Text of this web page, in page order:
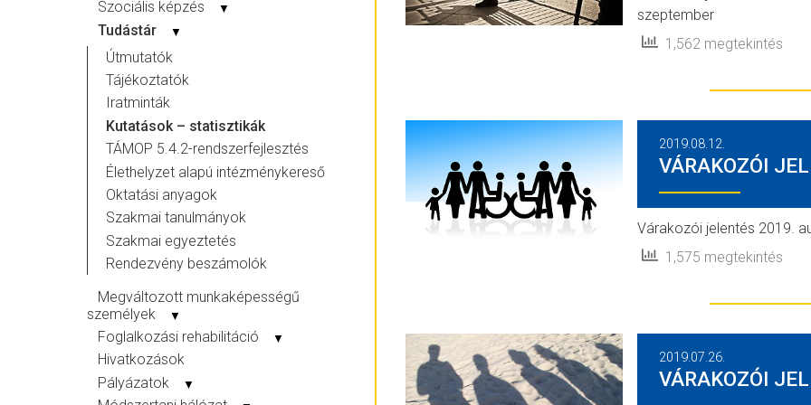
Szociális képzés ▼
Tudástár ▼
Útmutatók
Tájékoztatók
Iratminták
Kutatások – statisztikák
TÁMOP 5.4.2-rendszerfejlesztés
Élethelyzet alapú intézménykereső
Oktatási anyagok
Szakmai tanulmányok
Szakmai egyeztetés
Rendezvény beszámolók
Megváltozott munkaképességű
személyek
▼
Foglalkozási rehabilitáció ▼
Hivatkozások
Pályázatok
▼
szeptember
1,562 megtekintés
2019.08.12.
VÁRAKOZÓI
Várakozói jelentés 2019.
1,575 megtekintés
2019.07.26.
VÁRAKOZÓI